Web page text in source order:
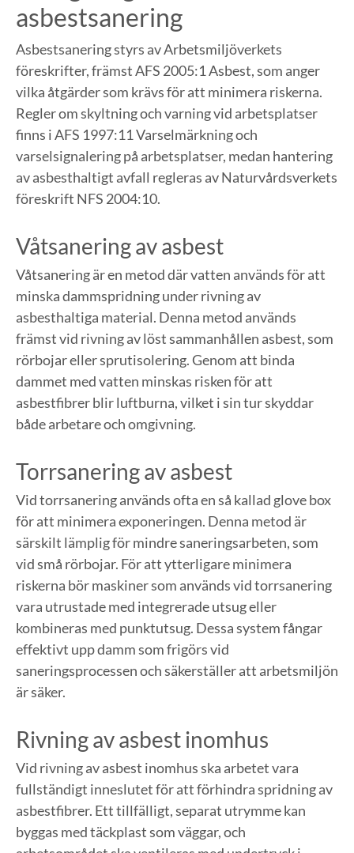
asbestsanering
Asbestsanering styrs av Arbetsmiljöverkets
föreskrifter, främst AFS 2005:1 Asbest, som anger
vilka åtgärder som krävs för att minimera riskerna.
Regler om skyltning och varning vid arbetsplatser
finns i AFS 1997:11 Varselmärkning och
varselsignalering på arbetsplatser, medan hantering
av asbesthaltigt avfall regleras av Naturvårdsverkets
föreskrift NFS 2004:10.
Våtsanering av asbest
Våtsanering är en metod där vatten används för att
minska dammspridning under rivning av
asbesthaltiga material. Denna metod används
främst vid rivning av löst sammanhållen asbest, som
rörbojar eller sprutisolering. Genom att binda
dammet med vatten minskas risken för att
asbestfibrer blir luftburna, vilket i sin tur skyddar
både arbetare och omgivning.
Torrsanering av asbest
Vid torrsanering används ofta en så kallad glove box
för att minimera exponeringen. Denna metod är
särskilt lämplig för mindre saneringsarbeten, som
vid små rörbojar. För att ytterligare minimera
riskerna bör maskiner som används vid torrsanering
vara utrustade med integrerade utsug eller
kombineras med punktutsug. Dessa system fångar
effektivt upp damm som frigörs vid
saneringsprocessen och säkerställer att arbetsmiljön
är säker.
Rivning av asbest inomhus
Vid rivning av asbest inomhus ska arbetet vara
fullständigt inneslutet för att förhindra spridning av
asbestfibrer. Ett tillfälligt, separat utrymme kan
byggas med täckplast som väggar, och